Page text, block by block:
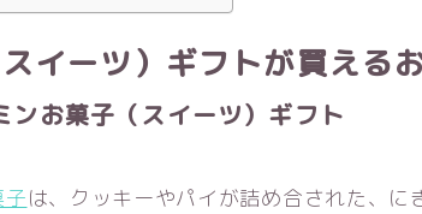
イーツ）ギフトが買える
お菓子（スイーツ）ギフト
子は、クッキーやパイが詰め合された、に